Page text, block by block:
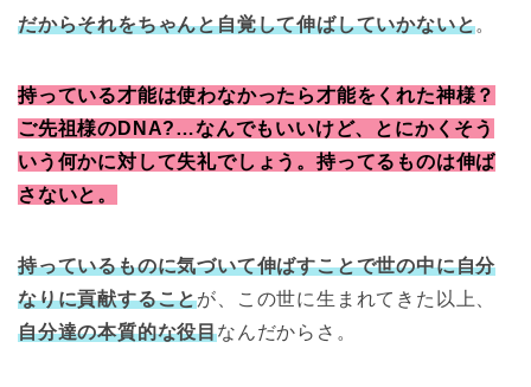
だからそれをちゃんと自覚して伸ばしていかないと。
持っている才能は使わなかったら才能をくれた神様？
ご先祖様のDNA?…なんでもいいけど、とにかくそう
いう何かに対して失礼でしょう。持ってるものは伸ば
さないと。
持っているものに気づいて伸ばすことで世の中に自分
なりに貢献することが、この世に生まれてきた以上、
自分達の本質的な役目なんだからさ。